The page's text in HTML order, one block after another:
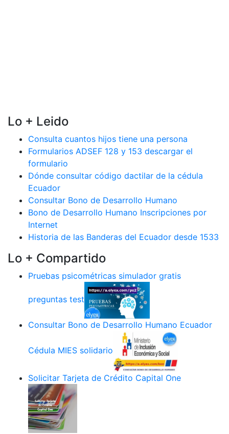
Lo + Leido
Consulta cuantos hijos tiene una persona
Formularios ADSEF 128 y 153 descargar el
formulario
Dónde consultar código dactilar de la cédula
Ecuador
Consultar Bono de Desarrollo Humano
Bono de Desarrollo Humano Inscripciones por
Internet
Historia de las Banderas del Ecuador desde 1533
Lo + Compartido
Pruebas psicométricas simulador gratis
preguntas test
Consultar Bono de Desarrollo Humano Ecuador
Cédula MIES solidario
Solicitar Tarjeta de Crédito Capital One